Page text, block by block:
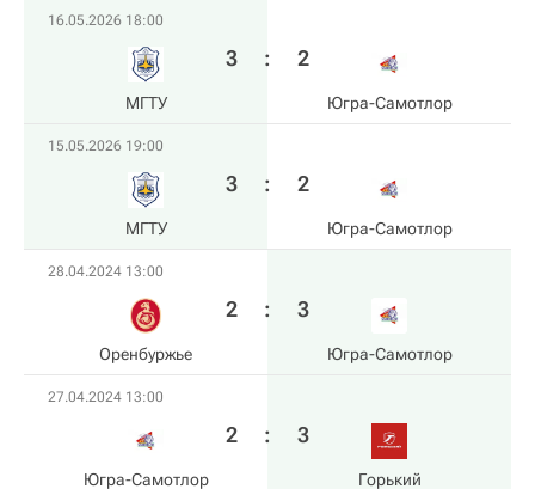
16.05.2026 18:00
МГТУ
3 : 2
Югра-Самотлор
15.05.2026 19:00
МГТУ
3 : 2
Югра-Самотлор
28.04.2024 13:00
Оренбуржье
2 : 3
Югра-Самотлор
27.04.2024 13:00
Югра-Самотлор
2 : 3
Горький